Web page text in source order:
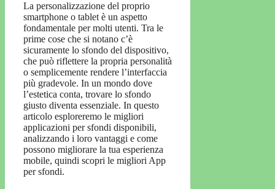
La personalizzazione del proprio
smartphone o tablet è un aspetto
fondamentale per molti utenti. Tra le
prime cose che si notano c’è
sicuramente lo sfondo del dispositivo,
che può riflettere la propria personalità
o semplicemente rendere l’interfaccia
più gradevole. In un mondo dove
l’estetica conta, trovare lo sfondo
giusto diventa essenziale. In questo
articolo esploreremo le migliori
applicazioni per sfondi disponibili,
analizzando i loro vantaggi e come
possono migliorare la tua esperienza
mobile, quindi scopri le migliori App
per sfondi.